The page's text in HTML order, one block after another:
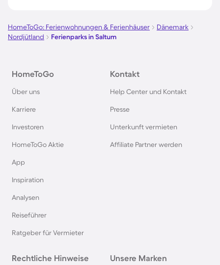
Ferienparks in Österreich
Ferienparks auf Usedom
Ferienparks auf Texel
Ferienparks in Schweden
Ferienparks in Holland
Seenplatte
HomeToGo: Ferienwohnungen & Ferienhäuser
Dänemark
Nordjütland
Ferienparks in Saltum
HomeToGo
Über uns
Karriere
Investoren
HomeToGo Aktie
App
Inspiration
Analysen
Reiseführer
Ratgeber für Vermieter
Kontakt
Help Center und Kontakt
Presse
Unterkunft vermieten
Affiliate Partner werden
Rechtliche Hinweise Unsere Marken